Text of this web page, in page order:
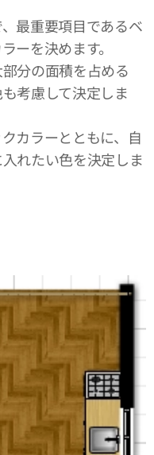
最重要項目であるベ
ーを決めます。
分の面積を占める
考慮して決定しま
カラーとともに、自
れたい色を決定しま